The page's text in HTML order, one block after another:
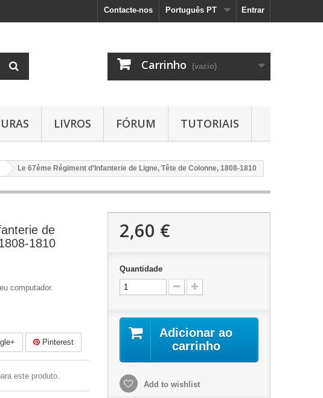
Entrar
Português PT
Contacte-nos
Carrinho (vazio)
LIVROS FÓRUM TUTORIAIS
Le 67ème Régiment d’Infanterie de Ligne, Tête de Colonne, 1808-1810
de
1810
computador.
Pinterest
este produto.
2,60 €
Quantidade
Adicionar ao
carrinho
Add to wishlist